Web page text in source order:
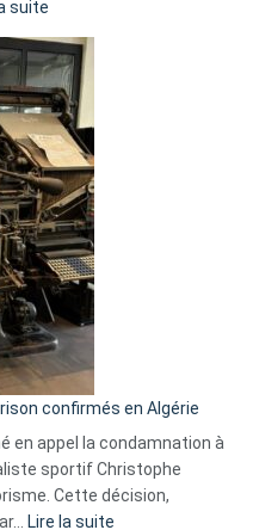
suite
Eurovision
2026
:
Pays-
Bas,
Espagne,
Irlande
et
Slovénie
rejettent
la
présence
d’Israël
confirmés en Algérie
en appel la condamnation à
sportif Christophe
Cette décision,
Lire la suite